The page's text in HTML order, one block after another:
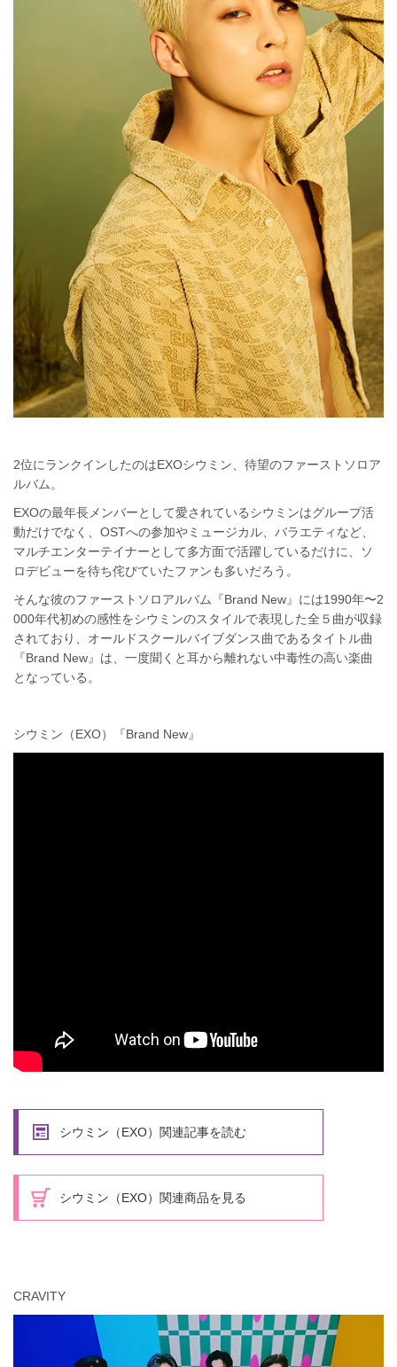
2位にランクインしたのはEXOシウミン、待望のファーストソロア
ルバム。
EXOの最年長メンバーとして愛されているシウミンはグループ活
動だけでなく、OSTへの参加やミュージカル、バラエティなど、
マルチエンターテイナーとして多方面で活躍しているだけに、ソ
ロデビューを待ち侘びていたファンも多いだろう。
そんな彼のファーストソロアルバム『Brand New』には1990年〜2
000年代初めの感性をシウミンのスタイルで表現した全５曲が収録
されており、オールドスクールバイブダンス曲であるタイトル曲
『Brand New』は、一度聞くと耳から離れない中毒性の高い楽曲
となっている。
シウミン（EXO）『Brand New』
シウミン（EXO）関連記事を読む
シウミン（EXO）関連商品を見る
CRAVITY